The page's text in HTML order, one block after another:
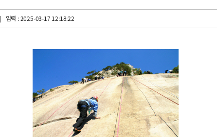
| 입력 : 2025-03-17 12:18:22